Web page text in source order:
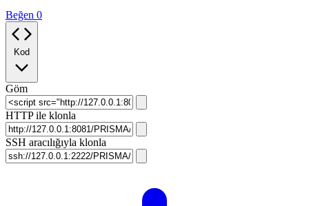
Beğen 0
Kod
Göm
HTTP ile klonla
SSH aracılığıyla klonla